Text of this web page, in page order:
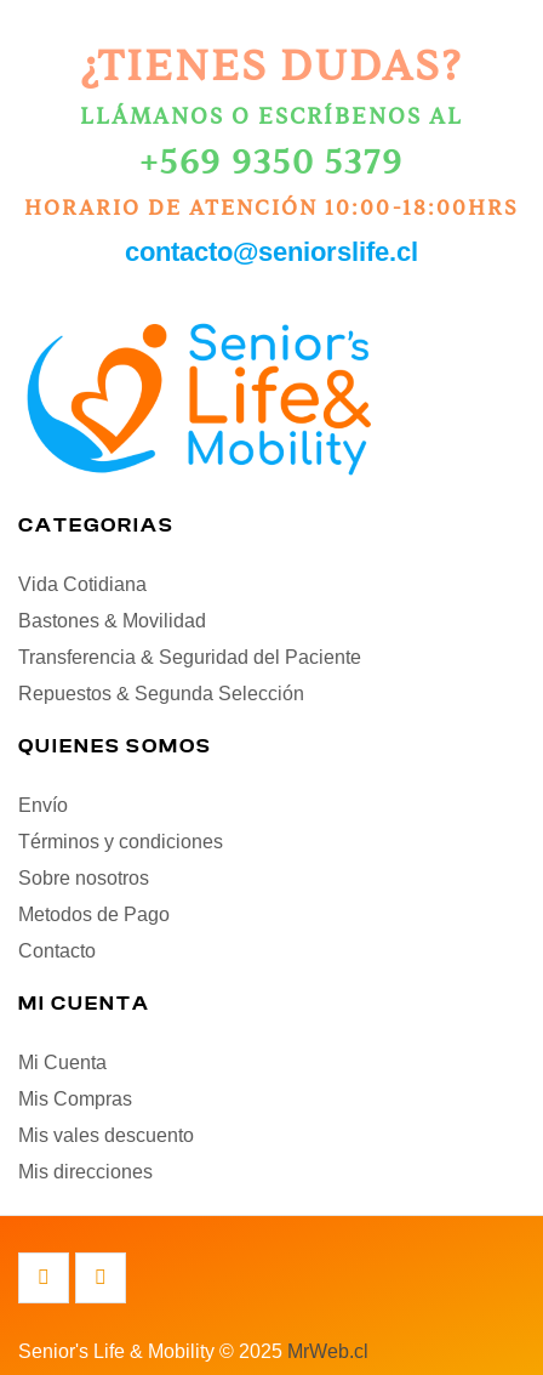
¿TIENES DUDAS?
LLÁMANOS O ESCRÍBENOS AL
+569 9350 5379
HORARIO DE ATENCIÓN 10:00-18:00HRS
contacto@seniorslife.cl
CATEGORIAS
Vida Cotidiana
Bastones & Movilidad
Transferencia & Seguridad del Paciente
Repuestos & Segunda Selección
QUIENES SOMOS
Envío
Términos y condiciones
Sobre nosotros
Metodos de Pago
Contacto
MI CUENTA
Mi Cuenta
Mis Compras
Mis vales descuento
Mis direcciones
Senior's Life & Mobility © 2025 MrWeb.cl